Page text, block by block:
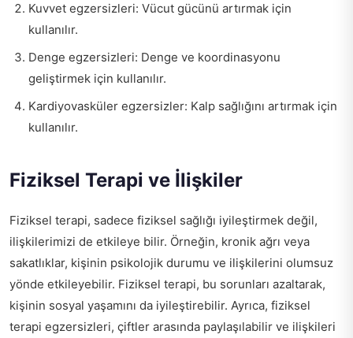
Kuvvet egzersizleri: Vücut gücünü artırmak için
kullanılır.
Denge egzersizleri: Denge ve koordinasyonu
geliştirmek için kullanılır.
Kardiyovasküler egzersizler: Kalp sağlığını artırmak için
kullanılır.
Fiziksel Terapi ve İlişkiler
Fiziksel terapi, sadece fiziksel sağlığı iyileştirmek değil,
ilişkilerimizi de etkileye bilir. Örneğin, kronik ağrı veya
sakatlıklar, kişinin psikolojik durumu ve ilişkilerini olumsuz
yönde etkileyebilir. Fiziksel terapi, bu sorunları azaltarak,
kişinin sosyal yaşamını da iyileştirebilir. Ayrıca, fiziksel
terapi egzersizleri, çiftler arasında paylaşılabilir ve ilişkileri